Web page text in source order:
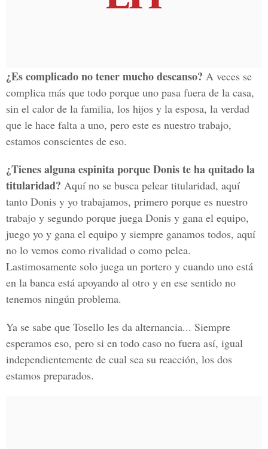
¿Es complicado no tener mucho descanso? A veces se
complica más que todo porque uno pasa fuera de la casa,
sin el calor de la familia, los hijos y la esposa, la verdad
que le hace falta a uno, pero este es nuestro trabajo,
estamos conscientes de eso.
¿Tienes alguna espinita porque Donis te ha quitado la
titularidad? Aquí no se busca pelear titularidad, aquí
tanto Donis y yo trabajamos, primero porque es nuestro
trabajo y segundo porque juega Donis y gana el equipo,
juego yo y gana el equipo y siempre ganamos todos, aquí
no lo vemos como rivalidad o como pelea.
Lastimosamente solo juega un portero y cuando uno está
en la banca está apoyando al otro y en ese sentido no
tenemos ningún problema.
Ya se sabe que Tosello les da alternancia... Siempre
esperamos eso, pero si en todo caso no fuera así, igual
independientemente de cual sea su reacción, los dos
estamos preparados.